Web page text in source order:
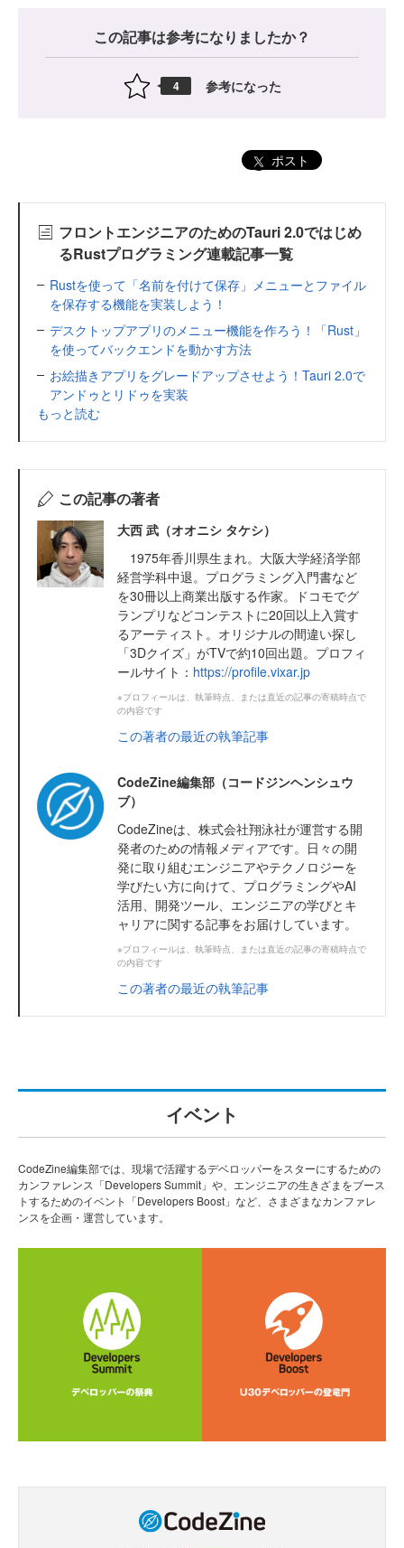
この記事は参考になりましたか？
4 参考になった
ポスト
フロントエンジニアのためのTauri 2.0ではじめ
るRustプログラミング連載記事一覧
Rustを使って「名前を付けて保存」メニューとファイル
を保存する機能を実装しよう！
デスクトップアプリのメニュー機能を作ろう！「Rust」
を使ってバックエンドを動かす方法
お絵描きアプリをグレードアップさせよう！Tauri 2.0で
アンドゥとリドゥを実装
もっと読む
この記事の著者
大西 武（オオニシ タケシ）
1975年香川県生まれ。大阪大学経済学部
経営学科中退。プログラミング入門書など
を30冊以上商業出版する作家。ドコモでグ
ランプリなどコンテストに20回以上入賞す
るアーティスト。オリジナルの間違い探し
「3Dクイズ」がTVで約10回出題。プロフィ
ールサイト： https://profile.vixar.jp
※プロフィールは、執筆時点、または直近の記事の寄稿時点で
の内容です
この著者の最近の執筆記事
CodeZine編集部（コードジンヘンシュウ
ブ）
CodeZineは、株式会社翔泳社が運営する開
発者のための情報メディアです。日々の開
発に取り組むエンジニアやテクノロジーを
学びたい方に向けて、プログラミングやAI
活用、開発ツール、エンジニアの学びとキ
ャリアに関する記事をお届けしています。
※プロフィールは、執筆時点、または直近の記事の寄稿時点で
の内容です
この著者の最近の執筆記事
イベント
CodeZine編集部では、現場で活躍するデベロッパーをスターにするための
カンファレンス「Developers Summit」や、エンジニアの生きざまをブース
トするためのイベント「Developers Boost」など、さまざまなカンファレ
ンスを企画・運営しています。